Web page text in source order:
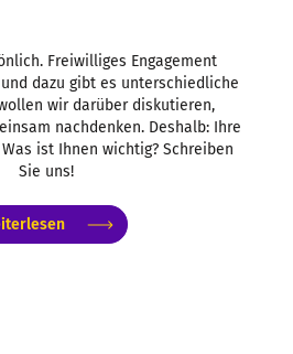
Freiwilliges Engagement
dazu gibt es unterschiedliche
wir darüber diskutieren,
nachdenken. Deshalb: Ihre
ist Ihnen wichtig? Schreiben
Sie uns!